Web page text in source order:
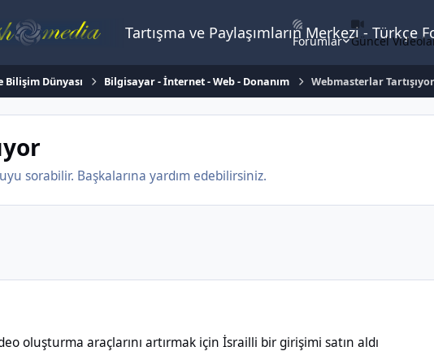
Tartışma ve Paylaşımların Merkezi -
Forumlar Güncel
Bilişim Dünyası Bilgisayar - İnternet - Web - Donanım Webmasterlar Tartışıyor
sorabilir. Başkalarına yardım edebilirsiniz.
oluşturma araçlarını artırmak için İsrailli bir girişimi satın aldı